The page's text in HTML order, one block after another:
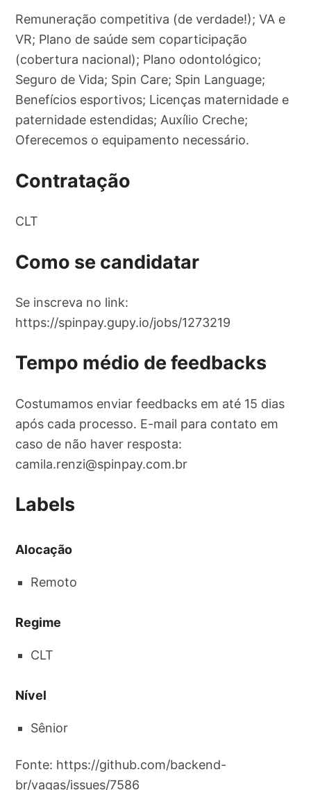
Remuneração competitiva (de verdade!); VA e
VR; Plano de saúde sem coparticipação
(cobertura nacional); Plano odontológico;
Seguro de Vida; Spin Care; Spin Language;
Benefícios esportivos; Licenças maternidade e
paternidade estendidas; Auxílio Creche;
Oferecemos o equipamento necessário.
Contratação
CLT
Como se candidatar
Se inscreva no link:
https://spinpay.gupy.io/jobs/1273219
Tempo médio de feedbacks
Costumamos enviar feedbacks em até 15 dias
após cada processo. E-mail para contato em
caso de não haver resposta:
camila.renzi@spinpay.com.br
Labels
Alocação
Remoto
Regime
CLT
Nível
Sênior
Fonte: https://github.com/backend-
br/vagas/issues/7586